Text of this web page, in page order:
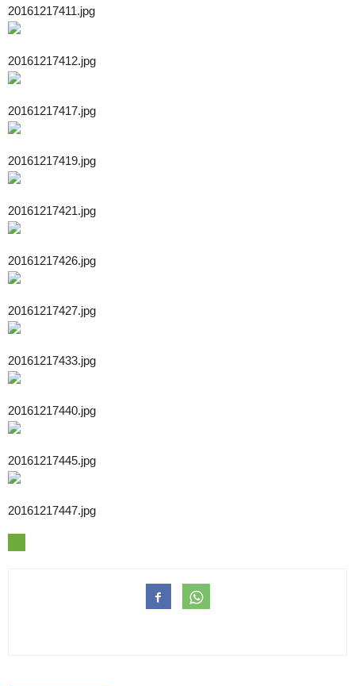
20161217411.jpg
20161217412.jpg
20161217417.jpg
20161217419.jpg
20161217421.jpg
20161217426.jpg
20161217427.jpg
20161217433.jpg
20161217440.jpg
20161217445.jpg
20161217447.jpg